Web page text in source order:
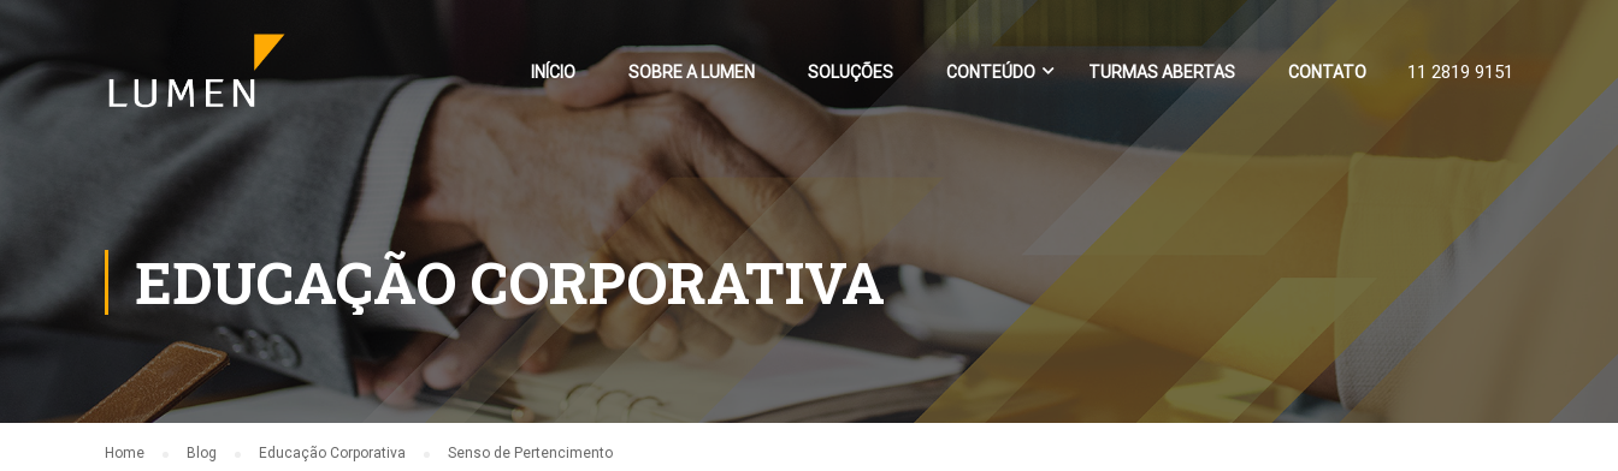
INÍCIO SOBRE A LUMEN SOLUÇÕES CONTEÚDO TURMAS ABERTAS CONTATO 11 2819 9151
EDUCAÇÃO CORPORATIVA
Home Blog Educação Corporativa Senso de Pertencimento